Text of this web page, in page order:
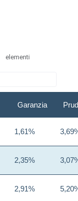
elementi
Garanzia
1,61%
2,35%
2,91%